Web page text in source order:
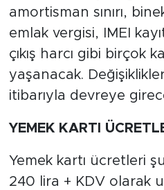
amortisman sınırı,
emlak vergisi, IMEI
çıkış harcı gibi birçok
yaşanacak.
itibarıyla devreye
YEMEK KARTI
Yemek kartı ücretleri
240 lira + KDV olarak